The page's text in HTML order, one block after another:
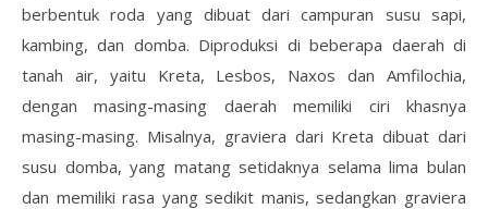
berbentuk roda yang dibuat dari campuran susu sapi,
kambing, dan domba. Diproduksi di beberapa daerah di
tanah air, yaitu Kreta, Lesbos, Naxos dan Amfilochia,
dengan masing-masing daerah memiliki ciri khasnya
masing-masing. Misalnya, graviera dari Kreta dibuat dari
susu domba, yang matang setidaknya selama lima bulan
dan memiliki rasa yang sedikit manis, sedangkan graviera